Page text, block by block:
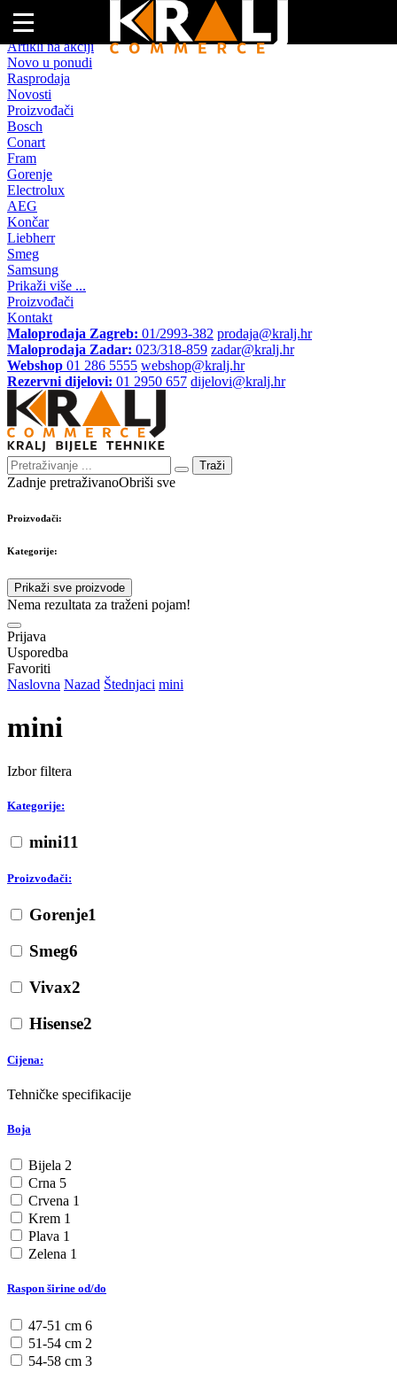
Naslovna
Artikli na akciji
Novo u ponudi
Rasprodaja
Novosti
Proizvođači
Bosch
Conart
Fram
Gorenje
Electrolux
AEG
Končar
Liebherr
Smeg
Samsung
Prikaži više ...
Proizvođači
Kontakt
Maloprodaja Zagreb: 01/2993-382 prodaja@kralj.hr
Maloprodaja Zadar: 023/318-859 zadar@kralj.hr
Webshop 01 286 5555 webshop@kralj.hr
Rezervni dijelovi: 01 2950 657 dijelovi@kralj.hr
Traži
Zadnje pretraživanoObriši sve
Proizvođači:
Kategorije:
Prikaži sve proizvode
Nema rezultata za traženi pojam!
Prijava
Usporedba
Favoriti
Naslovna Nazad Štednjaci mini
mini
Izbor filtera
Kategorije:
mini11
Proizvođači:
Gorenje1
Smeg6
Vivax2
Hisense2
Cijena:
Tehničke specifikacije
Boja
Bijela 2
Crna 5
Crvena 1
Krem 1
Plava 1
Zelena 1
Raspon širine od/do
47-51 cm 6
51-54 cm 2
54-58 cm 3